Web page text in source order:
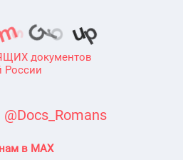
документов
России
@Docs_Romans
в MAX